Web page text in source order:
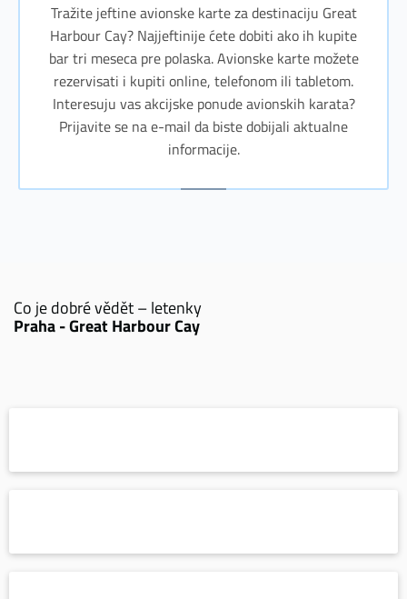
Tražite jeftine avionske karte za destinaciju Great
Harbour Cay? Najjeftinije ćete dobiti ako ih kupite
bar tri meseca pre polaska. Avionske karte možete
rezervisati i kupiti online, telefonom ili tabletom.
Interesuju vas akcijske ponude avionskih karata?
Prijavite se na e-mail da biste dobijali aktualne
informacije.
Co je dobré vědět – letenky
Praha - Great Harbour Cay